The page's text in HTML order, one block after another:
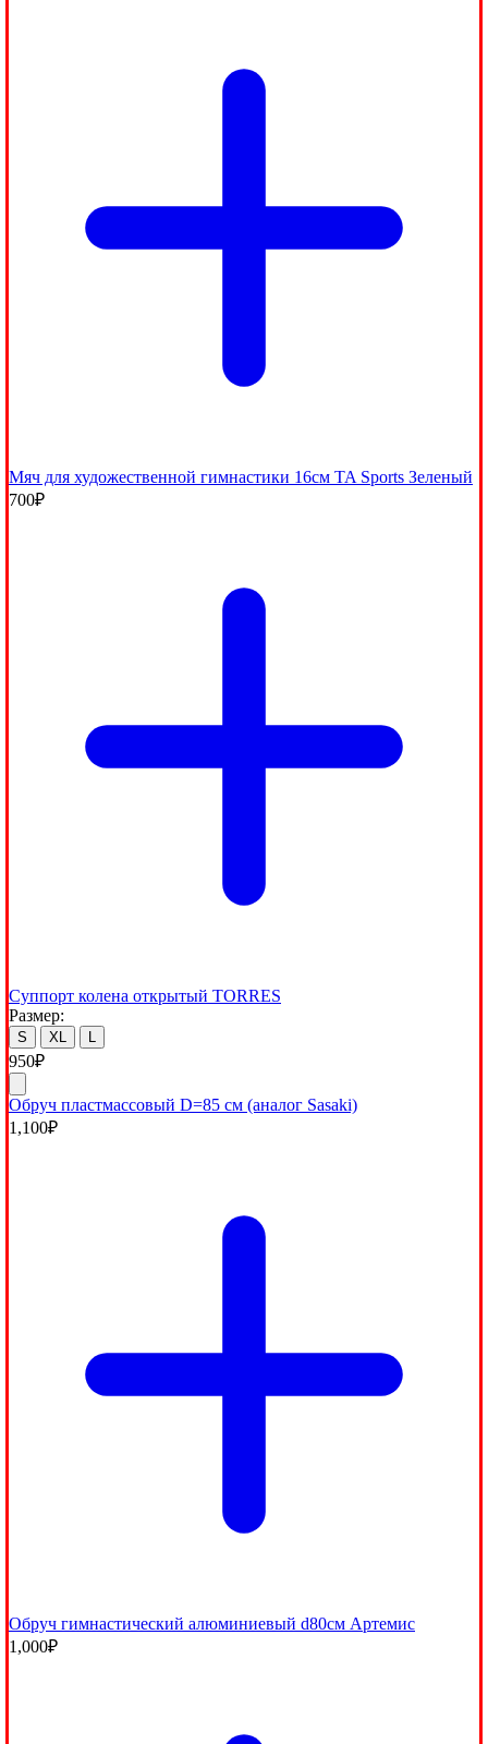
Мяч для художественной гимнастики 16см TA Sports Зеленый
700₽
Суппорт колена открытый TORRES
Размер:
S XL
950₽
Обруч пластмассовый D=85 см (аналог Sasaki)
1,100₽
Обруч гимнастический алюминиевый d80см Артемис
1,000₽